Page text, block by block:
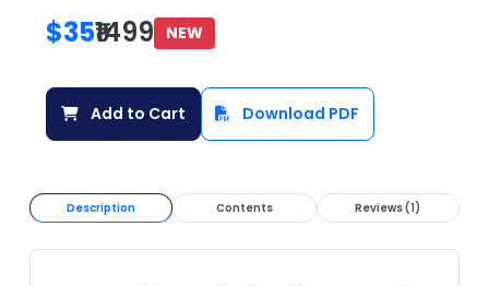
$35₹1499 NEW
Add to Cart Download PDF
Description Contents Reviews (1)